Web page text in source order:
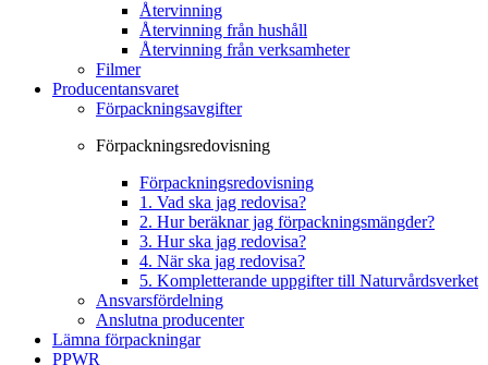
Återvinning
Återvinning från hushåll
Återvinning från verksamheter
Filmer
Producentansvaret
Förpackningsavgifter
Förpackningsredovisning
Förpackningsredovisning
1. Vad ska jag redovisa?
2. Hur beräknar jag förpackningsmängder?
3. Hur ska jag redovisa?
4. När ska jag redovisa?
5. Kompletterande uppgifter till Naturvårdsverket
Ansvarsfördelning
Anslutna producenter
Lämna förpackningar
PPWR